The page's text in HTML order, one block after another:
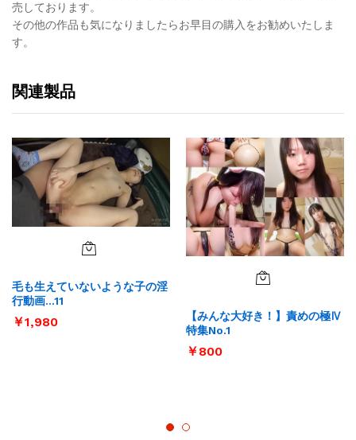
売しております。
その他の作品も気になりましたらお早目の購入をお勧めいたしま
す。
関連製品
毛も生えていないような子の淫
行動画…11
￥1,980
【みんな大好き！】責めの極Ⅳ
特集No.1
￥800